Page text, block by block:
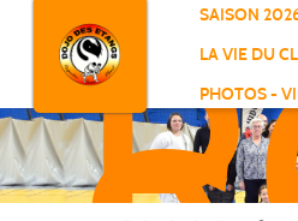
SAISON
LA VIE DU
PHOTOS -
Panneau de gestion des cookies